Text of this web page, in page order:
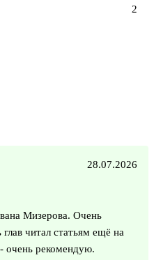
2
28.07.2026
Мизерова. Очень
читал статьям ещё на
очень рекомендую.